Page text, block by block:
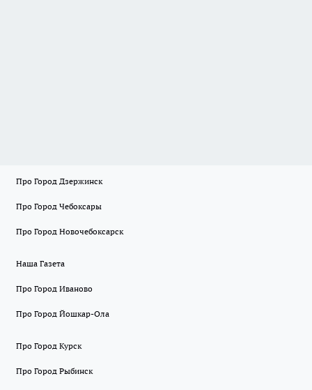
Про Город Дзержинск
Про Город Чебоксары
Про Город Новочебоксарск
Наша Газета
Про Город Иваново
Про Город Йошкар-Ола
Про Город Курск
Про Город Рыбинск